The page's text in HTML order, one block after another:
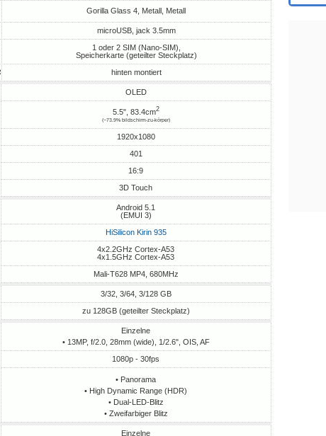
Gorilla Glass 4, Metall, Metall
microUSB, jack 3.5mm
1 oder 2 SIM (Nano-SIM),
Speicherkarte (geteilter Steckplatz)
hinten montiert
OLED
5.5", 83.4cm2
(~73.9% bildschirm-zu-körper)
1920x1080
401
16:9
3D Touch
Android 5.1
(EMUI 3)
HiSilicon Kirin 935
4x2.2GHz Cortex-A53
4x1.5GHz Cortex-A53
Mali-T628 MP4, 680MHz
3/32, 3/64, 3/128 GB
zu 128GB (geteilter Steckplatz)
Einzelne
• 13MP, f/2.0, 28mm (wide), 1/2.6", OIS, AF
1080p - 30fps
• Panorama
• High Dynamic Range (HDR)
• Dual-LED-Blitz
• Zweifarbiger Blitz
Einzelne